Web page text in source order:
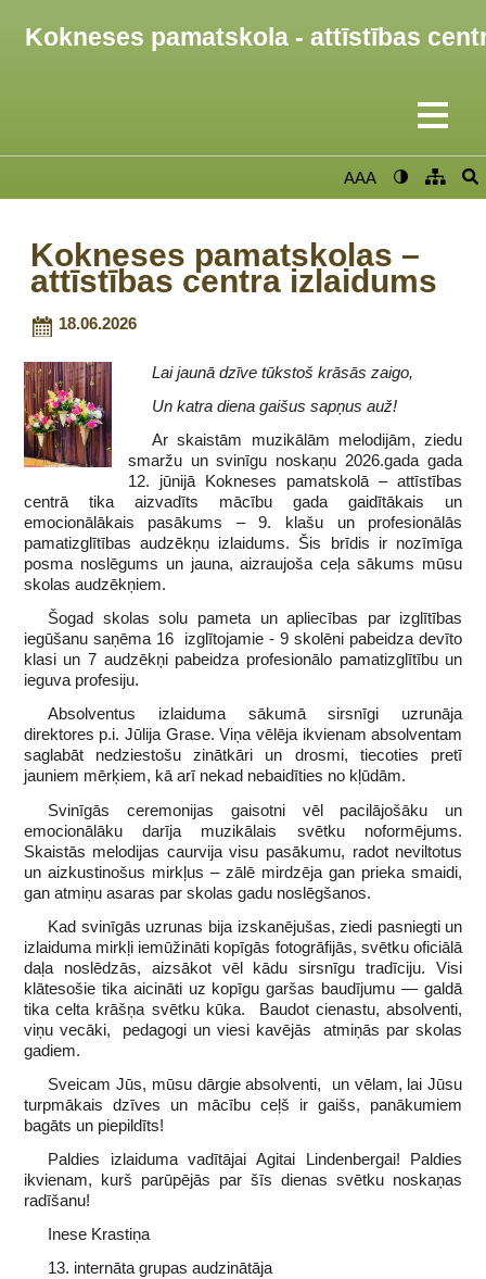
Kokneses pamatskola - attīstības
AAA
Kokneses pamatskolas –
attīstības centra izlaidums
18.06.2026
Lai jaunā dzīve tūkstoš krāsās zaigo,
Un katra diena gaišus sapņus auž!
Ar skaistām muzikālām melodijām, ziedu
smaržu un svinīgu noskaņu 2026.gada gada
12. jūnijā Kokneses pamatskolā – attīstības
centrā tika aizvadīts mācību gada gaidītākais un
emocionālākais pasākums – 9. klašu un profesionālās
pamatizglītības audzēkņu izlaidums. Šis brīdis ir nozīmīga
posma noslēgums un jauna, aizraujoša ceļa sākums mūsu
skolas audzēkņiem.
Šogad skolas solu pameta un apliecības par izglītības
iegūšanu saņēma 16 izglītojamie - 9 skolēni pabeidza devīto
klasi un 7 audzēkņi pabeidza profesionālo pamatizglītību un
ieguva profesiju.
Absolventus izlaiduma sākumā sirsnīgi uzrunāja
direktores p.i. Jūlija Grase. Viņa vēlēja ikvienam absolventam
saglabāt nedziestošu zinātkāri un drosmi, tiecoties pretī
jauniem mērķiem, kā arī nekad nebaidīties no kļūdām.
Svinīgās ceremonijas gaisotni vēl pacilājošāku un
emocionālāku darīja muzikālais svētku noformējums.
Skaistās melodijas caurvija visu pasākumu, radot neviltotus
un aizkustinošus mirkļus – zālē mirdzēja gan prieka smaidi,
gan atmiņu asaras par skolas gadu noslēgšanos.
Kad svinīgās uzrunas bija izskanējušas, ziedi pasniegti un
izlaiduma mirkļi iemūžināti kopīgās fotogrāfijās, svētku oficiālā
daļa noslēdzās, aizsākot vēl kādu sirsnīgu tradīciju. Visi
klātesošie tika aicināti uz kopīgu garšas baudījumu — galdā
tika celta krāšņa svētku kūka. Baudot cienastu, absolventi,
viņu vecāki, pedagogi un viesi kavējās atmiņās par skolas
gadiem.
Sveicam Jūs, mūsu dārgie absolventi, un vēlam, lai Jūsu
turpmākais dzīves un mācību ceļš ir gaišs, panākumiem
bagāts un piepildīts!
Paldies izlaiduma vadītājai Agitai Lindenbergai! Paldies
ikvienam, kurš parūpējās par šīs dienas svētku noskaņas
radīšanu!
Inese Krastiņa
13. internāta grupas audzinātāja